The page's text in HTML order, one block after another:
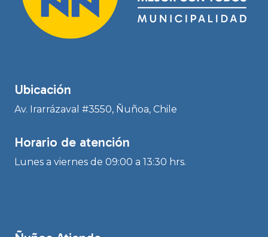
Ubicación
Av. Irarrázaval #3550, Ñuñoa, Chile
Horario de atención
Lunes a viernes de 09:00 a 13:30 hrs.